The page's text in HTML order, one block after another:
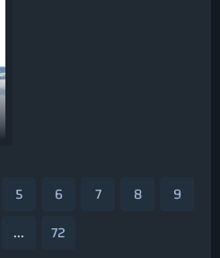
5 6 7 8
9
... 72